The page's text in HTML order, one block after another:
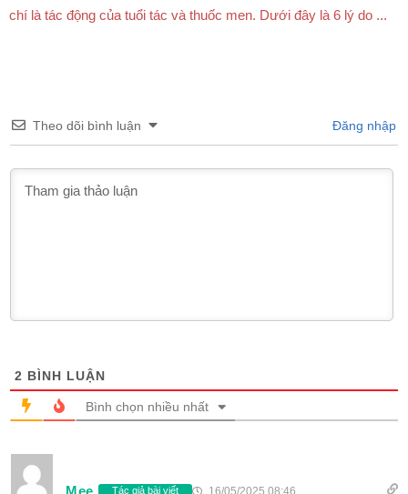
chí là tác động của tuổi tác và thuốc men. Dưới đây là 6 lý do ...
Theo dõi bình luận Đăng nhập
2 BÌNH LUẬN
Bình chọn nhiều nhất
Mee Tác giả bài viết 16/05/2025 08:46